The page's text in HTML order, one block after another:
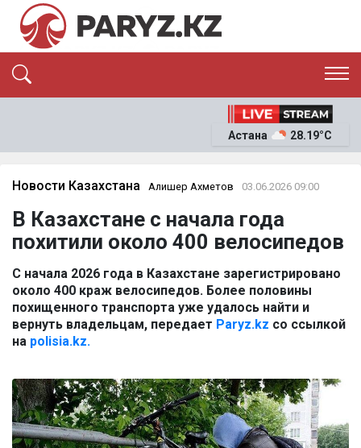
ЭКОНОМИКА
ОҚИҒА
News
Астана 28.19°C
Новости Казахстана Алишер Ахметов 03.06.2026 09:00
В Казахстане с начала года
похитили около 400 велосипедов
С начала 2026 года в Казахстане зарегистрировано
около 400 краж велосипедов. Более половины
похищенного транспорта уже удалось найти и
вернуть владельцам, передает Paryz.kz со ссылкой
на polisia.kz.